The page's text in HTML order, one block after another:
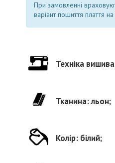
При замовленні
варіант пошиття плаття на
Техніка
Тканина: льон;
Колір: білий;